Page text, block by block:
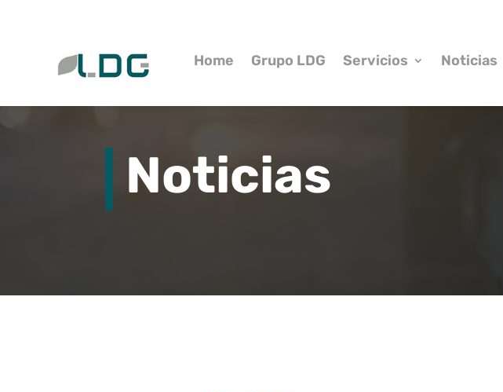
Home Grupo LDG Servicios Noticias
Noticias